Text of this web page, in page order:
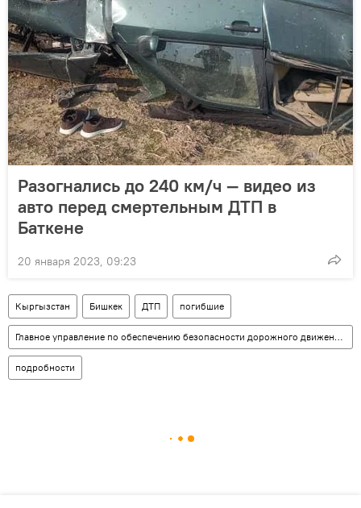
Разогнались до 240 км/ч — видео из
авто перед смертельным ДТП в
Баткене
20 января 2023, 09:23
Кыргызстан Бишкек ДТП погибшие
Главное управление по обеспечению безопасности дорожного движения (ГУОБДД)
подробности